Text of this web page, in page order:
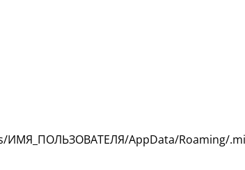
ИМЯ_ПОЛЬЗОВАТЕЛЯ/AppData/Roaming/